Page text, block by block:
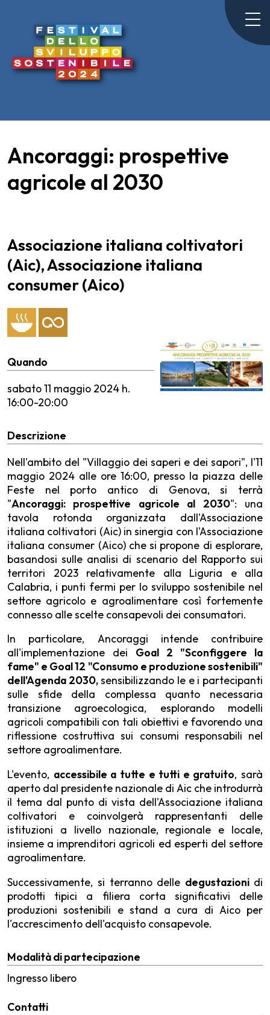
Ancoraggi: prospettive
agricole al 2030
Associazione italiana coltivatori
(Aic), Associazione italiana
consumer (Aico)
Quando
sabato11 maggio 2024 h.
16:00-20:00
Descrizione
Nell'ambito del "Villaggio dei saperi e dei sapori", l'11
maggio 2024 alle ore 16:00, presso la piazza delle
Feste nel porto antico di Genova, si terrà
"Ancoraggi: prospettive agricole al 2030": una
tavola rotonda organizzata dall'Associazione
italiana coltivatori (Aic) in sinergia con l'Associazione
italiana consumer (Aico) che si propone di esplorare,
basandosi sulle analisi di scenario del Rapporto sui
territori 2023 relativamente alla Liguria e alla
Calabria, i punti fermi per lo sviluppo sostenibile nel
settore agricolo e agroalimentare così fortemente
connesso alle scelte consapevoli dei consumatori.
In particolare, Ancoraggi intende contribuire
all'implementazione dei Goal 2 "Sconfiggere la
fame" e Goal 12 "Consumo e produzione sostenibili"
dell'Agenda 2030,sensibilizzando le e i partecipanti
sulle sfide della complessa quanto necessaria
transizione agroecologica, esplorando modelli
agricoli compatibili con tali obiettivi e favorendo una
riflessione costruttiva sui consumi responsabili nel
settore agroalimentare.
L'evento, accessibile a tutte e tutti e gratuito, sarà
aperto dal presidente nazionale di Aic che introdurrà
il tema dal punto di vista dell'Associazione italiana
coltivatori e coinvolgerà rappresentanti delle
istituzioni a livello nazionale, regionale e locale,
insieme a imprenditori agricoli ed esperti del settore
agroalimentare.
Successivamente, si terranno delle degustazioni di
prodotti tipici a filiera corta significativi delle
produzioni sostenibili e stand a cura di Aico per
l'accrescimento dell'acquisto consapevole.
Modalità di partecipazione
Ingresso libero
Contatti